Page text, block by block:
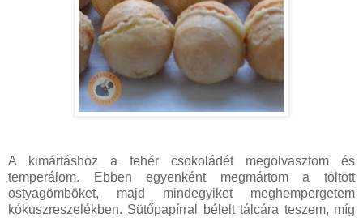
A kimártáshoz a fehér csokoládét megolvasztom és
temperálom. Ebben egyenként megmártom a töltött
ostyagömböket, majd mindegyiket meghempergetem
kókuszreszelékben. Sütőpapírral bélelt tálcára teszem, míg